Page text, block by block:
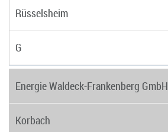
Rüsselsheim
G
Energie Waldeck-Frankenberg GmbH
Korbach